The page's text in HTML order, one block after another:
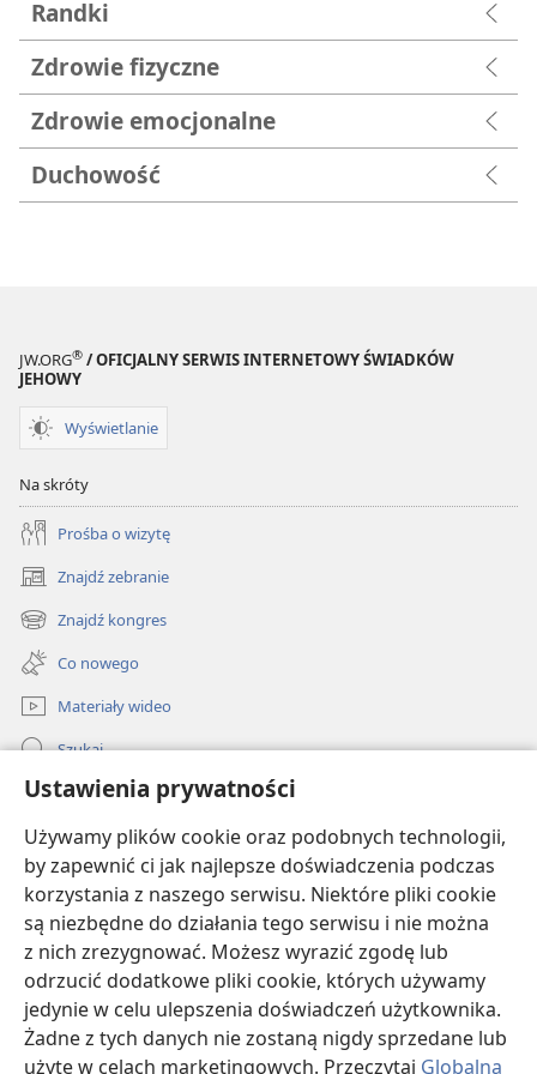
Ustawienia prywatności
Używamy plików cookie oraz podobnych technologii,
by zapewnić ci jak najlepsze doświadczenia podczas
korzystania z naszego serwisu. Niektóre pliki cookie
są niezbędne do działania tego serwisu i nie można
z nich zrezygnować. Możesz wyrazić zgodę lub
odrzucić dodatkowe pliki cookie, których używamy
jedynie w celu ulepszenia doświadczeń użytkownika.
Żadne z tych danych nie zostaną nigdy sprzedane lub
użyte w celach marketingowych. Przeczytaj Globalną
„Wybierz pytania, któretobiewydają się
interesujące i na które naprawdę chciałbyś usłyszeć
odpowiedzi” (Maritza).
Wskazówka:Pytania jak te powyżej
mogą być dobrym początkiem
rozmowy. Jednak kiedy to możliwe,
wymagają czegoś więcej niż
„Co ci się najbardziej podobało w tym
„Czy podobał ci się ten film?”.
Słowo przestrogi:Gdybyś zadawał jedno pytanie
za drugim, ktoś mógłby się poczuć jak na
przesłuchaniu. Uważaj też, żeby twoje pytania nie
były zbyt osobiste. Pytania w stylu: „Czego
najbardziej się boisz?” lub „Dlaczego zawsze
ubierasz się na niebiesko?” mogą sprawić, że ktoś
poczuje się niekomfortowo. To drugie może nawet
Randki
Zdrowie fizyczne
Zdrowie emocjonalne
Duchowość
JW.ORG® / OFICJALNY SERWIS INTERNETOWY ŚWIADKÓW
JEHOWY
Wyświetlanie
Na skróty
Prośba o wizytę
Znajdź zebranie
(opens
new
window)
Znajdź kongres
(opens
new
window)
Co nowego
Materiały wideo
Szukaj
Pomoc
Darowizny
(opens
new
window)BIBLIOTEKA INTERNETOWA Strażnicy
(opens
new
window)JW Hub®
(opens
new
window)JW Library ®